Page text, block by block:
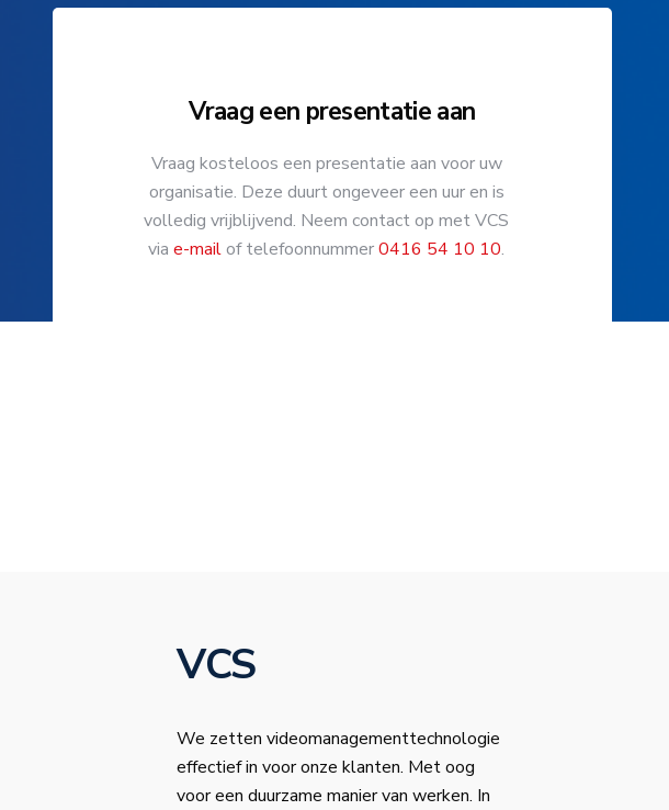
Vraag een presentatie aan
Vraag kosteloos een presentatie aan voor uw
organisatie. Deze duurt ongeveer een uur en is
volledig vrijblijvend. Neem contact op met VCS
viae-mailof telefoonnummer0416 54 10 10.
VCS
We zetten videomanagementtechnologie
effectief in voor onze klanten. Met oog
voor een duurzame manier van werken. In